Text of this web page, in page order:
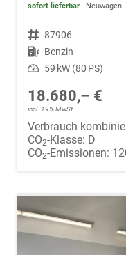
sofort lieferbar Neuwagen
Fahrzeugnr. 87906
Kraftstoff Benzin
Leistung 59 kW (80 PS)
18.680,– €
incl. 19% MwSt.
Verbrauch
CO2-Klasse: D
CO2-Emissionen: